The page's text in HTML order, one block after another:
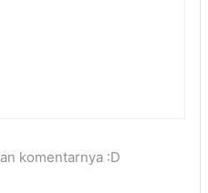
komentarnya :D